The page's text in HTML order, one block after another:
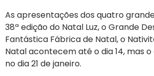
As apresentações dos quatro
38ª edição do Natal Luz, o Grande
Fantástica Fábrica de Natal, o
Natal acontecem até o dia 14, mas
no dia 21 de janeiro.